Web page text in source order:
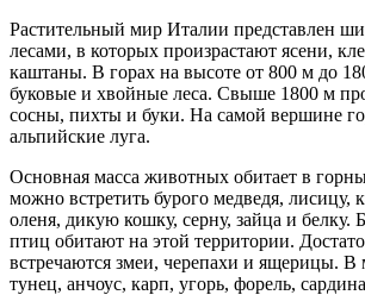
Растительный мир Италии представлен
лесами, в которых произрастают ясени,
каштаны. В горах на высоте от 800 м до
буковые и хвойные леса. Свыше 1800 м
сосны, пихты и буки. На самой вершине
альпийские луга.
Основная масса животных обитает в
можно встретить бурого медведя, лисицу,
оленя, дикую кошку, серну, зайца и белку.
птиц обитают на этой территории.
встречаются змеи, черепахи и ящерицы. В
тунец, анчоус, карп, угорь, форель,